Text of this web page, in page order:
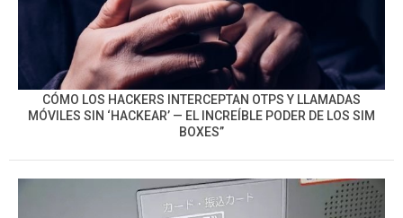
CÓMO LOS HACKERS INTERCEPTAN OTPS Y LLAMADAS
MÓVILES SIN ‘HACKEAR’ — EL INCREÍBLE PODER DE LOS SIM
BOXES”